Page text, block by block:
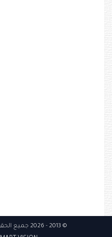
© 2013 - 2026 جميع الحقوق محفوظة